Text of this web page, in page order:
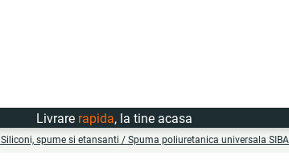
Livrarerapida, la tine acasa
Siliconi, spume si etansanti / Spuma poliuretanica universala